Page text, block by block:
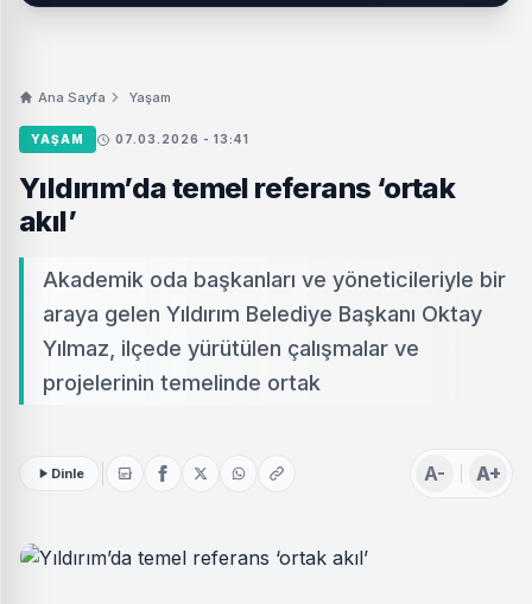
Ana Sayfa Yaşam
YAŞAM 07.03.2026 - 13:41
Yıldırım’da temel referans ‘ortak
akıl’
Akademik oda başkanları ve yöneticileriyle bir
araya gelen Yıldırım Belediye Başkanı Oktay
Yılmaz, ilçede yürütülen çalışmalar ve
projelerinin temelinde ortak
Dinle A- A+